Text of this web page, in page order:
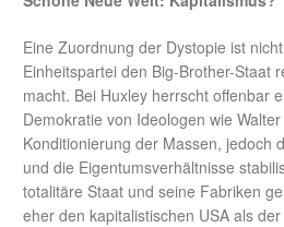
Eine Zuordnung der Dystopie ist
Einheitspartei den Big-Brother-Staat
macht. Bei Huxley herrscht offenbar
Demokratie von Ideologen wie
Konditionierung der Massen, jedoch
und die Eigentumsverhältnisse
totalitäre Staat und seine Fabriken
eher den kapitalistischen USA als